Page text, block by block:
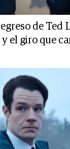
de Ted
el giro que